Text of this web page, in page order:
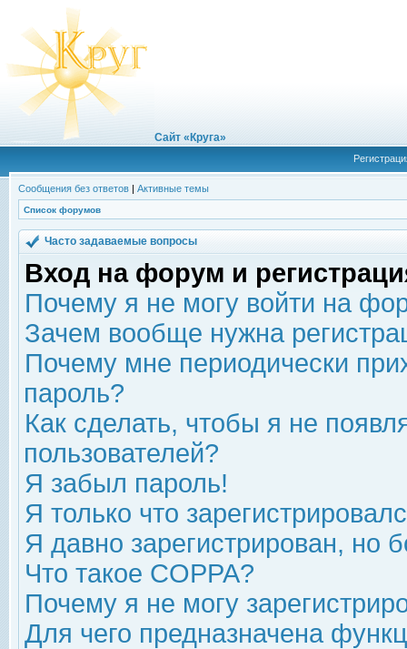
Сайт «Круга»
Сообщения без ответов | Активные темы
Список форумов
Часто задаваемые вопросы
Вход на форум и
Почему я не могу войти на
Зачем вообще нужна
Почему мне периодически
пароль?
Как сделать, чтобы я не
пользователей?
Я забыл пароль!
Я только что
Я давно зарегистрирован, но
Что такое COPPA?
Почему я не могу
Для чего предназначена